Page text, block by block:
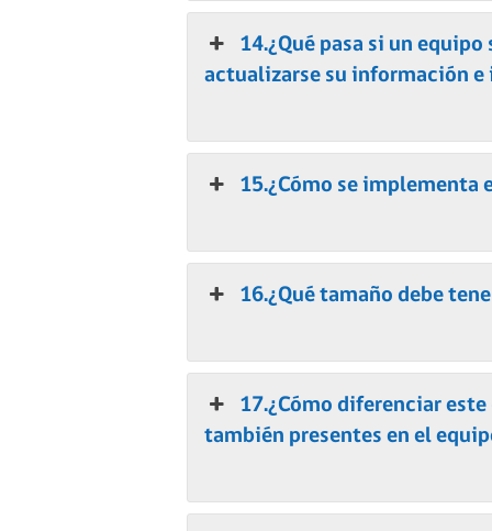
14.¿Qué pasa si un
actualizarse su información e
15.¿Cómo se implementa
16.¿Qué tamaño debe
17.¿Cómo diferenciar
también presentes en el